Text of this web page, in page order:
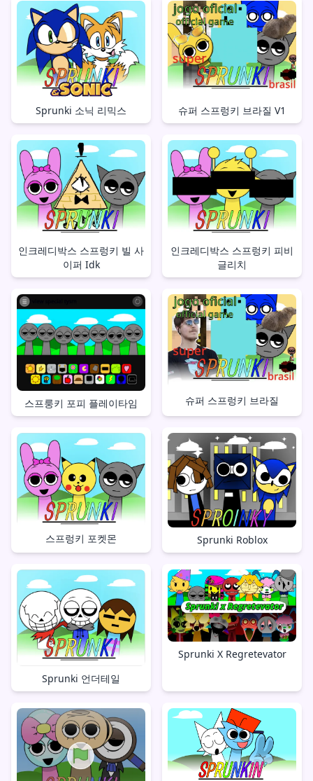
Sprunki 소닉 리믹스 슈퍼 스프렁키 브라질 V1
인크레디박스 스프렁키 빌 사
이퍼 Idk
인크레디박스 스프렁키 피비
글리치
스프룽키 포피 플레이타임 슈퍼 스프렁키 브라질
스프렁키 포켓몬 Sprunki Roblox
Sprunki 언더테일
Sprunki X Regretevator